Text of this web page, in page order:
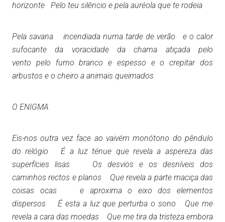
horizonte Pelo teu silêncio e pela auréola que te rodeia
Pela savana incendiada numa tarde de verão e o calor
sufocante da voracidade da chama atiçada pelo
vento pelo fumo branco e espesso e o crepitar dos
arbustos e o cheiro a animais queimados
O ENIGMA
Eis-nos outra vez face ao vaivém monótono do pêndulo
do relógio É a luz ténue que revela a aspereza das
superfícies lisas Os desvios e os desníveis dos
caminhos rectos e planos Que revela a parte maciça das
coisas ocas e aproxima o eixo dos elementos
dispersos É esta a luz que perturba o sono Que me
revela a cara das moedas Que me tira da tristeza embora